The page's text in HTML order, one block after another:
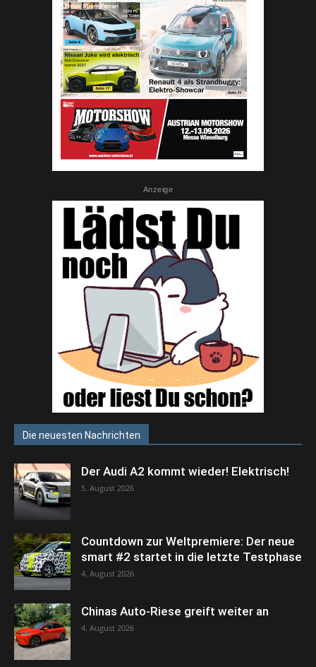
Anzeige
Die neuesten Nachrichten
Der Audi A2 kommt wieder! Elektrisch!
5. August 2026
Countdown zur Weltpremiere: Der neue
smart #2 startet in die letzte Testphase
4. August 2026
Chinas Auto-Riese greift weiter an
4. August 2026